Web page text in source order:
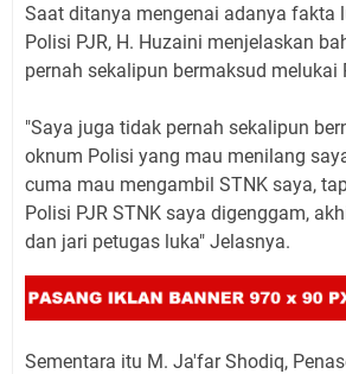
Saat ditanya mengenai adanya fakta
Polisi PJR, H. Huzaini menjelaskan
pernah sekalipun bermaksud melukai
"Saya juga tidak pernah sekalipun
oknum Polisi yang mau menilang
cuma mau mengambil STNK saya,
Polisi PJR STNK saya digenggam,
dan jari petugas luka" Jelasnya.
Sementara itu M. Ja'far Shodiq,